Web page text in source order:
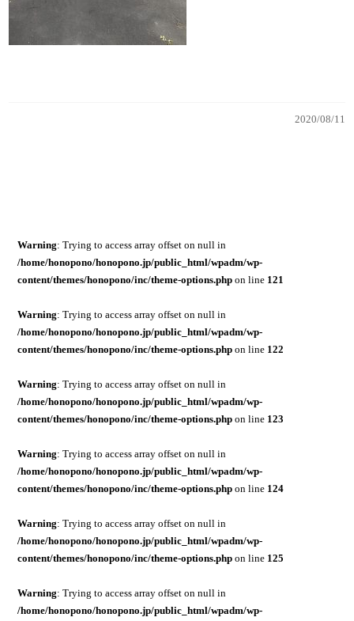
2020/08/11
Warning: Trying to access array offset on null in
/home/honopono/honopono.jp/public_html/wpadm/wp-
content/themes/honopono/inc/theme-options.phpon line 121
Warning: Trying to access array offset on null in
/home/honopono/honopono.jp/public_html/wpadm/wp-
content/themes/honopono/inc/theme-options.phpon line 122
Warning: Trying to access array offset on null in
/home/honopono/honopono.jp/public_html/wpadm/wp-
content/themes/honopono/inc/theme-options.phpon line 123
Warning: Trying to access array offset on null in
/home/honopono/honopono.jp/public_html/wpadm/wp-
content/themes/honopono/inc/theme-options.phpon line 124
Warning: Trying to access array offset on null in
/home/honopono/honopono.jp/public_html/wpadm/wp-
content/themes/honopono/inc/theme-options.phpon line 125
Warning: Trying to access array offset on null in
/home/honopono/honopono.jp/public_html/wpadm/wp-